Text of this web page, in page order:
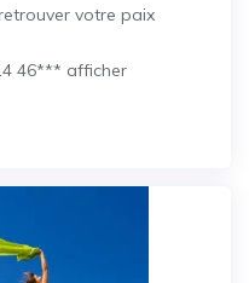
votre paix
46*** afficher